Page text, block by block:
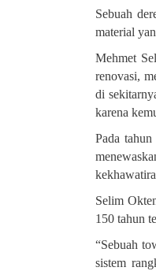
Sebuah
material
Mehmet
renovasi,
di
karena
Pada
Selim
150 tahun
“Sebuah
sistem